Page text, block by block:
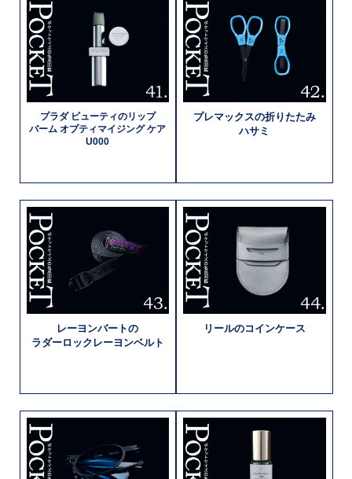
プラダ ビューティのリップ
バームオプティマイジングケア
U000
プレマックスの折りたたみ
ハサミ
レーヨンバートの
ラダーロック レーヨンベルト
リールのコインケース